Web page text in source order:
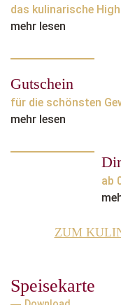
das kulinarische
mehr lesen
Gutschein
für die schönsten
mehr lesen
ab
ZUM
Speisekarte